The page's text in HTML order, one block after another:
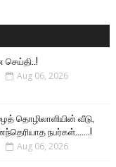
செய்தி..!
Aug 06, 2026
தொழிலாளியின் வீடு,
நபர்கள்.......!
Aug 06, 2026